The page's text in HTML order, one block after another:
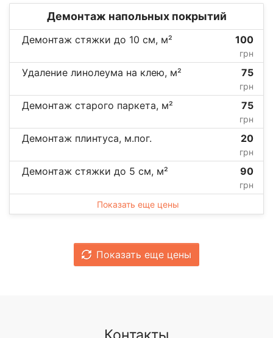
Демонтаж напольных покрытий
Демонтаж стяжки до 10 см, м² 100
грн
Удаление линолеума на клею, м² 75
грн
Демонтаж старого паркета, м² 75
грн
Демонтаж плинтуса, м.пог. 20
грн
Демонтаж стяжки до 5 см, м² 90
грн
Показать еще цены
Показать еще цены